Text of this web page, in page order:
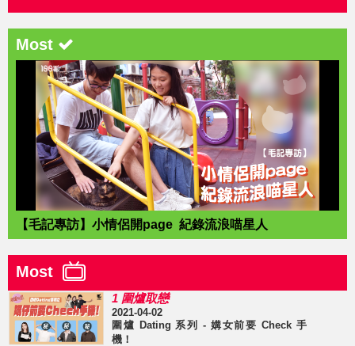
Most
【毛記專訪】小情侶開page 紀錄流浪喵星人
Most
1 圍爐取戀
2021-04-02
圍爐 Dating 系列 - 媾女前要 Check 手
機！